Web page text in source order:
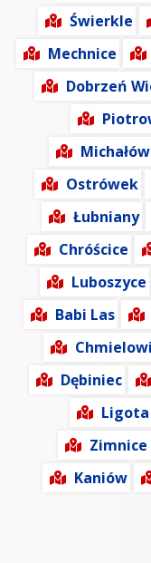
Świerkle
Mechnice
Dobrzeń
Ostrówek
Łubniany
Chróścice
Luboszyce
Babi Las
Dębiniec
Ligota
Kaniów